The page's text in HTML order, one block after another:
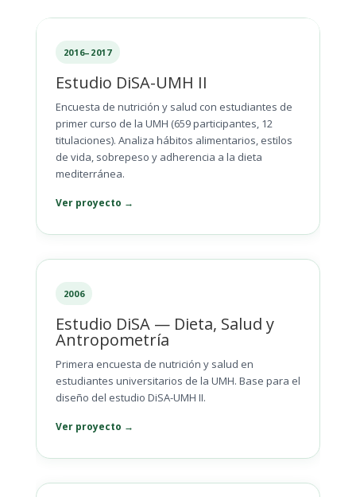
2016–2017
Estudio DiSA-UMH II
Encuesta de nutrición y salud con estudiantes de
primer curso de la UMH (659 participantes, 12
titulaciones). Analiza hábitos alimentarios, estilos
de vida, sobrepeso y adherencia a la dieta
mediterránea.
Ver proyecto →
2006
Estudio DiSA — Dieta, Salud y
Antropometría
Primera encuesta de nutrición y salud en
estudiantes universitarios de la UMH. Base para el
diseño del estudio DiSA-UMH II.
Ver proyecto →